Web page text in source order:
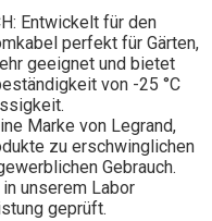
Entwickelt für den
perfekt für Gärten,
geeignet und bietet
von -25 °C
Marke von Legrand,
zu erschwinglichen
Gebrauch.
unserem Labor
geprüft.